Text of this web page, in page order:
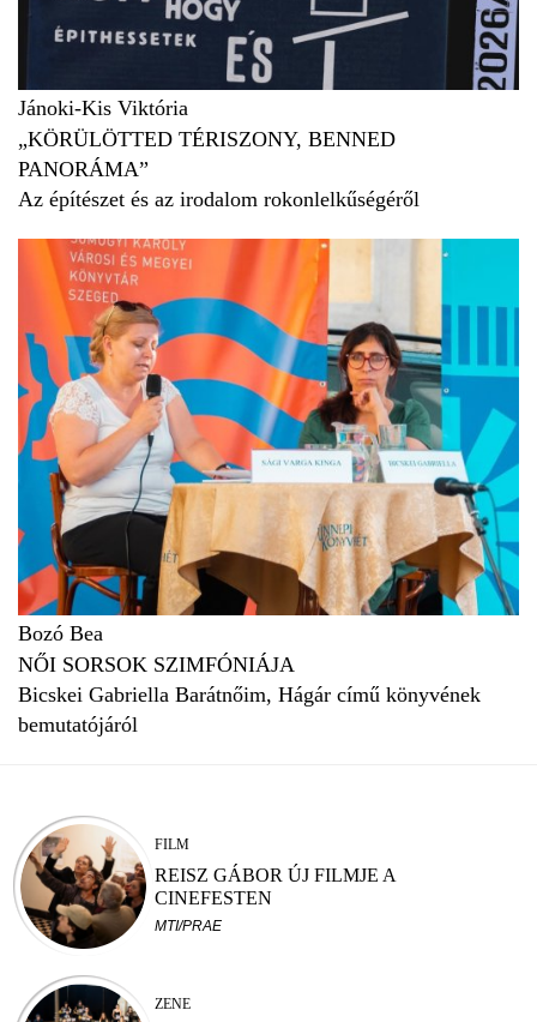
Jánoki-Kis Viktória
„KÖRÜLÖTTED TÉRISZONY, BENNED
PANORÁMA”
Az építészet és az irodalom rokonlelkűségéről
Bozó Bea
NŐI SORSOK SZIMFÓNIÁJA
Bicskei Gabriella Barátnőim, Hágár című könyvének
bemutatójáról
FILM
REISZ GÁBOR ÚJ FILMJE A
CINEFESTEN
MTI/PRAE
ZENE